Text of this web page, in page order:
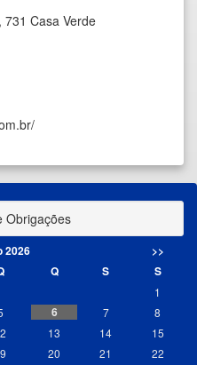
Casa Verde
Obrigações
2026
>>
Q S S
1
6 7
8
13 14
15
20 21
22